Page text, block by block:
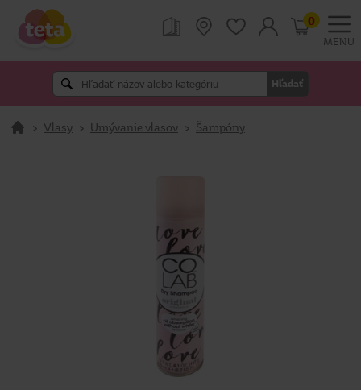
MENU
Hľadať
0
> Vlasy > Umývanie vlasov > Šampóny